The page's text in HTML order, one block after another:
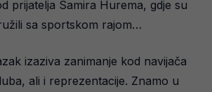
prijatelja Samira Hurema, gdje su
sa sportskom rajom…
izaziva zanimanje kod navijača
ali i reprezentacije. Znamo u